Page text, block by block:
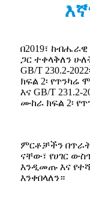
በ2019፣
ጋር ተቀላቅለን
GB/T 230.2-
ክፍል 2፡
እና GB/T
ሙከራ ክፍል 2፡
ምርቶቻችን
ናቸው፣ የሀገር
እንዲመጡ እና
እንቀበላለን።